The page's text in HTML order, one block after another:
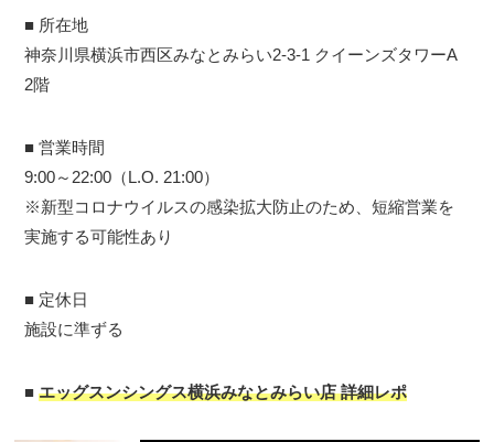
■ 所在地
神奈川県横浜市西区みなとみらい2-3-1 クイーンズタワーA
2階
■ 営業時間
9:00～22:00（L.O. 21:00）
※新型コロナウイルスの感染拡大防止のため、短縮営業を
実施する可能性あり
■ 定休日
施設に準ずる
■エッグスンシングス横浜みなとみらい店 詳細レポ